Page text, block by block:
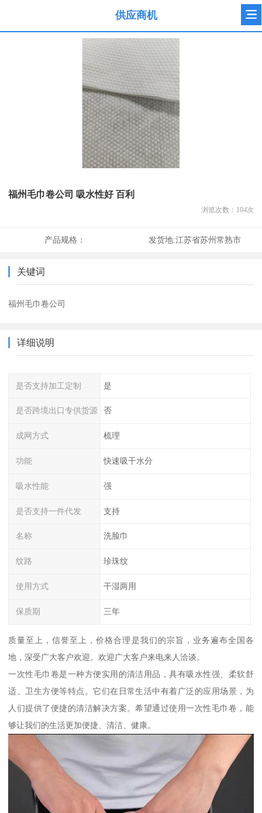
供应商机
福州毛巾卷公司 吸水性好 百利
浏览次数： 104次
产品规格： 发货地:江苏省苏州常熟市
关键词
福州毛巾卷公司
详细说明
是否支持加工定制 是
是否跨境出口专供货源 否
成网方式 梳理
功能 快速吸干水分
吸水性能 强
是否支持一件代发 支持
名称 洗脸巾
纹路 珍珠纹
使用方式 干湿两用
保质期 三年
质量至上，信誉至上，价格合理是我们的宗旨，业务遍布全国各
地，深受广大客户欢迎。欢迎广大客户来电来人洽谈。
一次性毛巾卷是一种方便实用的清洁用品，具有吸水性强、柔软舒
适、卫生方便等特点。它们在日常生活中有着广泛的应用场景，为
人们提供了便捷的清洁解决方案。希望通过使用一次性毛巾卷，能
够让我们的生活更加便捷、清洁、健康。